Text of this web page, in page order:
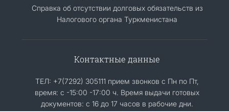
Справка об отсутствии долговых обязательств из
Налогового органа Туркменистана
Контактные данные
ТЕЛ: +7(7292) 305111 прием звонков с Пн по Пт,
время: с -15:00 -17:00 ч. Время выдачи готовых
документов: с 16 до 17 часов в рабочие дни.